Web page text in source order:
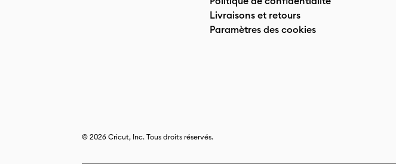
Livraisons et retours
Paramètres des cookies
© 2026 Cricut, Inc. Tous droits réservés.